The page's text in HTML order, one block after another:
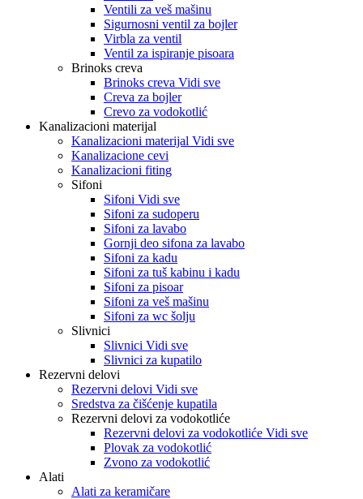
Ventili za veš mašinu
Sigurnosni ventil za bojler
Virbla za ventil
Ventil za ispiranje pisoara
Brinoks creva
Brinoks creva Vidi sve
Creva za bojler
Crevo za vodokotlić
Kanalizacioni materijal
Kanalizacioni materijal Vidi sve
Kanalizacione cevi
Kanalizacioni fiting
Sifoni
Sifoni Vidi sve
Sifoni za sudoperu
Sifoni za lavabo
Gornji deo sifona za lavabo
Sifoni za kadu
Sifoni za tuš kabinu i kadu
Sifoni za pisoar
Sifoni za veš mašinu
Sifoni za wc šolju
Slivnici
Slivnici Vidi sve
Slivnici za kupatilo
Rezervni delovi
Rezervni delovi Vidi sve
Sredstva za čišćenje kupatila
Rezervni delovi za vodokotliće
Rezervni delovi za vodokotliće Vidi sve
Plovak za vodokotlić
Zvono za vodokotlić
Alati
Alati za keramičare